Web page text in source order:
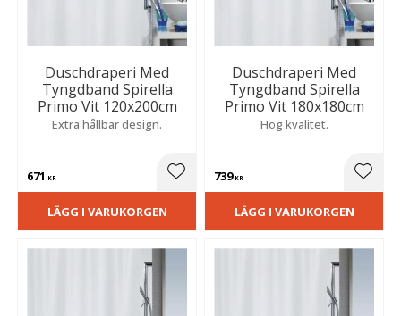
Duschdraperi Med
Tyngdband Spirella
Primo Vit 120x200cm
Extra hållbar design.
671 KR Lägg till i favoriter
LÄGG I VARUKORGEN
Duschdraperi Med
Tyngdband Spirella
Primo Vit 180x180cm
Hög kvalitet.
739KR
LÄGG I VARUKORGEN